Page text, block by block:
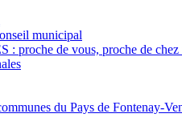
municipal
: proche de vous, proche de chez
du Pays de Fontenay-